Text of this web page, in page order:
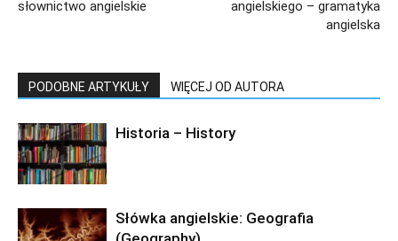
słownictwo angielskie
angielskiego – gramatyka
angielska
PODOBNE ARTYKUŁY WIĘCEJ OD AUTORA
Historia – History
Słówka angielskie: Geografia